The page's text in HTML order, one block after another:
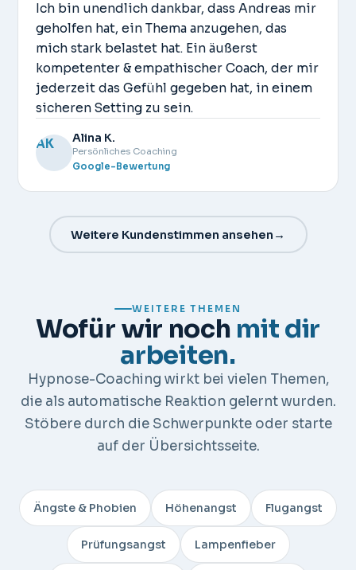
Ich bin unendlich dankbar, dass Andreas mir
geholfen hat, ein Thema anzugehen, das
mich stark belastet hat. Ein äußerst
kompetenter & empathischer Coach, der mir
jederzeit das Gefühl gegeben hat, in einem
sicheren Setting zu sein.
Alina K.
Persönliches Coaching
Google-Bewertung
Weitere Kundenstimmen ansehen →
WEITERE THEMEN
Wofür wir noch mit dir
arbeiten.
Hypnose-Coaching wirkt bei vielen Themen,
die als automatische Reaktion gelernt wurden.
Stöbere durch die Schwerpunkte oder starte
auf der Übersichtsseite.
Ängste & Phobien Höhenangst Flugangst
Prüfungsangst Lampenfieber